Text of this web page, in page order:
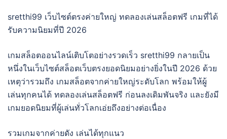
sretthi99 เว็บไซต์ตรงค่ายใหญ่ ทดลองเล่นสล็อตฟรี เกมที่ได้
รับความนิยมที่ปี 2026
เกมสล็อตออนไลน์เติบโตอย่างรวดเร็ว sretthi99 กลายเป็น
หนึ่งในเว็บไซต์สล็อตเว็บตรงยอดนิยมอย่างยิ่งในปี 2026 ด้วย
เหตุว่ารวมถึง เกมสล็อตจากค่ายใหญ่ระดับโลก พร้อมให้ผู้
เล่นทุกคนได้ ทดลองเล่นสล็อตฟรี ก่อนลงเดิมพันจริง และยังมี
เกมยอดนิยมที่ผู้เล่นทั่วโลกเอ่ยถึงอย่างต่อเนื่อง
รวมเกมจากค่ายดัง เล่นได้ทุกแนว